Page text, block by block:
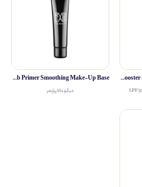
Clarins Sos Uv Primer Booster Radiance And Protects Spf30
Diego Dalla Rvb-Lab Primer Smoothing Make-Up Base
دیگو دالا پرایمر